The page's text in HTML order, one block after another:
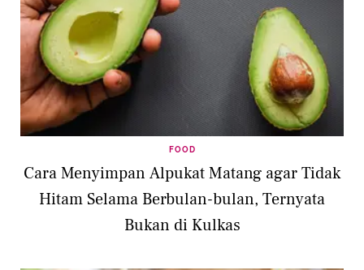
FOOD
Cara Menyimpan Alpukat Matang agar Tidak
Hitam Selama Berbulan-bulan, Ternyata
Bukan di Kulkas